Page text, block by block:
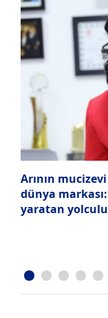
Arının
dünya
yaratan